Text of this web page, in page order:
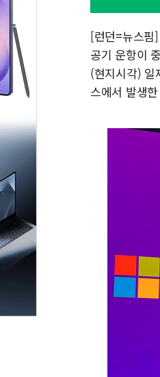
[런던=뉴스핌
공기 운항이
(현지시각) 일
스에서 발생